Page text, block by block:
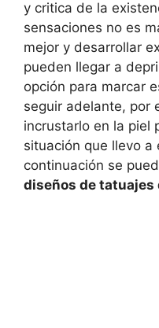
y critica de la
sensaciones no es
mejor y desarrollar
pueden llegar a
opción para marcar
seguir adelante, por
incrustarlo en la piel
situación que llevo
continuación se
diseños de